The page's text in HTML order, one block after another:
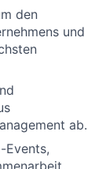
den
und
ab.
Events,